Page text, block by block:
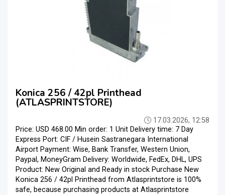
Konica 256 / 42pl Printhead
(ATLASPRINTSTORE)
17.03.2026, 12:58
Price: USD 468.00 Min order: 1 Unit Delivery time: 7 Day
Express Port: CIF / Husein Sastranegara International
Airport Payment: Wise, Bank Transfer, Western Union,
Paypal, MoneyGram Delivery: Worldwide, FedEx, DHL, UPS
Product: New Original and Ready in stock Purchase New
Konica 256 / 42pl Printhead from Atlasprintstore is 100%
safe, because purchasing products at Atlasprintstore